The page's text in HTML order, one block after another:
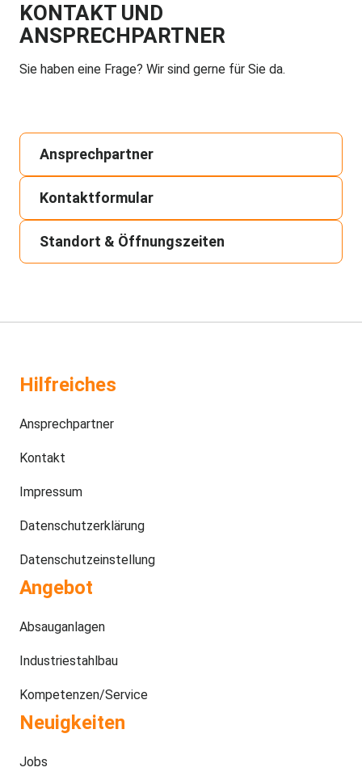
KONTAKT UND
ANSPRECHPARTNER
Sie haben eine Frage? Wir sind gerne für Sie da.
Ansprechpartner
Kontaktformular
Standort & Öffnungszeiten
Hilfreiches
Ansprechpartner
Kontakt
Impressum
Datenschutzerklärung
Datenschutzeinstellung
Angebot
Absauganlagen
Industriestahlbau
Kompetenzen/Service
Neuigkeiten
Jobs